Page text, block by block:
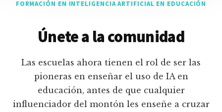
FORMACIÓN EN INTELIGENCIA ARTIFICIAL EN EDUCACIÓN
Únete a la comunidad
Las escuelas ahora tienen el rol de ser las
pioneras en enseñar el uso de IA en
educación, antes de que cualquier
influenciador del montón les enseñe a cruzar